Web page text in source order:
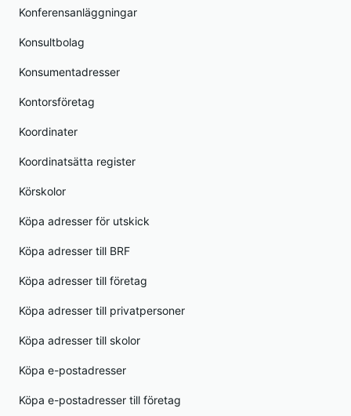
Konferensanläggningar
Konsultbolag
Konsumentadresser
Kontorsföretag
Koordinater
Koordinatsätta register
Körskolor
Köpa adresser för utskick
Köpa adresser till BRF
Köpa adresser till företag
Köpa adresser till privatpersoner
Köpa adresser till skolor
Köpa e-postadresser
Köpa e-postadresser till företag